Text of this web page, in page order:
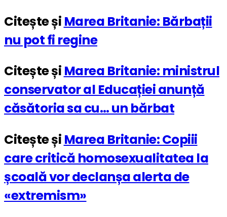
Citește și Marea Britanie: Bărbații
nu pot fi regine
Citește și Marea Britanie: ministrul
conservator al Educației anunță
căsătoria sa cu… un bărbat
Citește și Marea Britanie: Copiii
care critică homosexualitatea la
școală vor declanșa alerta de
«extremism»